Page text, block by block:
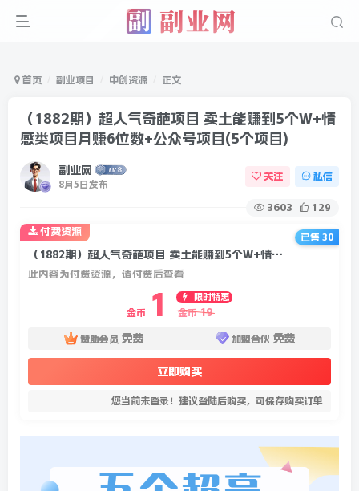
首页 副业项目 中创资源 正文
（1882期）超人气奇葩项目 卖土能赚到5个W+情
感类项目月赚6位数+公众号项目(5个项目)
副业网
8月5日发布
关注 私信
3603 129
（1882期）超人气奇葩项目 卖土能赚到5个W+情感类项目月赚6位数+公众号项目(5个项目)
此内容为付费资源，请付费后查看
金币 1
限时特惠
金币 19
赞助会员 免费 加盟合伙 免费
立即购买
您当前未登录！建议登陆后购买，可保存购买订单
付费资源
已售 30